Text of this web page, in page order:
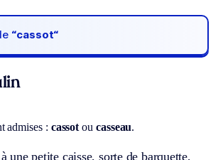
“cassot“
admises : cassot ou casseau.
une petite caisse, sorte de barquette,